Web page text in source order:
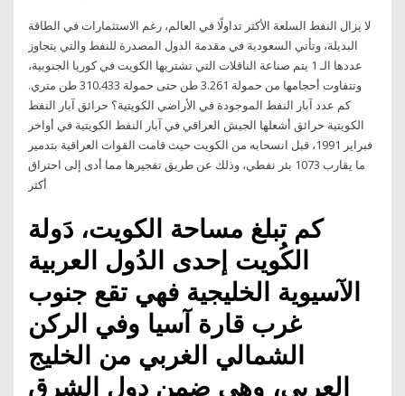
لا يزال النفط السلعة الأكثر تداولًا في العالم، رغم الاستثمارات في الطاقة
البديلة، وتأتي السعودية في مقدمة الدول المصدرة للنفط والتي يتجاوز
عددها الـ 1 يتم صناعة الناقلات التي تشتريها الكويت في كوريا الجنوبية،
وتتفاوت أحجامها من حمولة 3.261 طن حتى حمولة 310.433 طن متري.
كم عدد آبار النفط الموجودة في الأراضي الكويتية؟ حرائق آبار النفط
الكويتية حرائق أشعلها الجيش العراقي في آبار النفط الكويتية في أواخر
فبراير 1991، قبل انسحابه من الكويت حيث قامت القوات العراقية بتدمير
ما يقارب 1073 بئر نفطي، وذلك عن طريق تفجيرها مما أدى إلى احتراق
أكثر
كم تبلغ مساحة الكويت، دَولة
الكُويت إحدى الدُول العربية
الآسيوية الخليجية فهي تقع جنوب
غرب قارة آسيا وفي الركن
الشمالي الغربي من الخليج
العربي، وهي ضمن دول الشرق